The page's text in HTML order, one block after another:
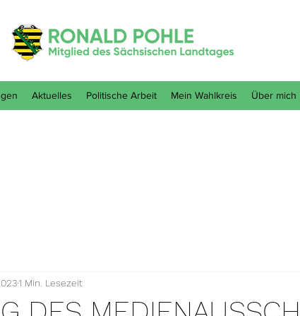
Aktuelles Politische Arbeit Mein Wahlkreis Über mich
1 Min. Lesezeit